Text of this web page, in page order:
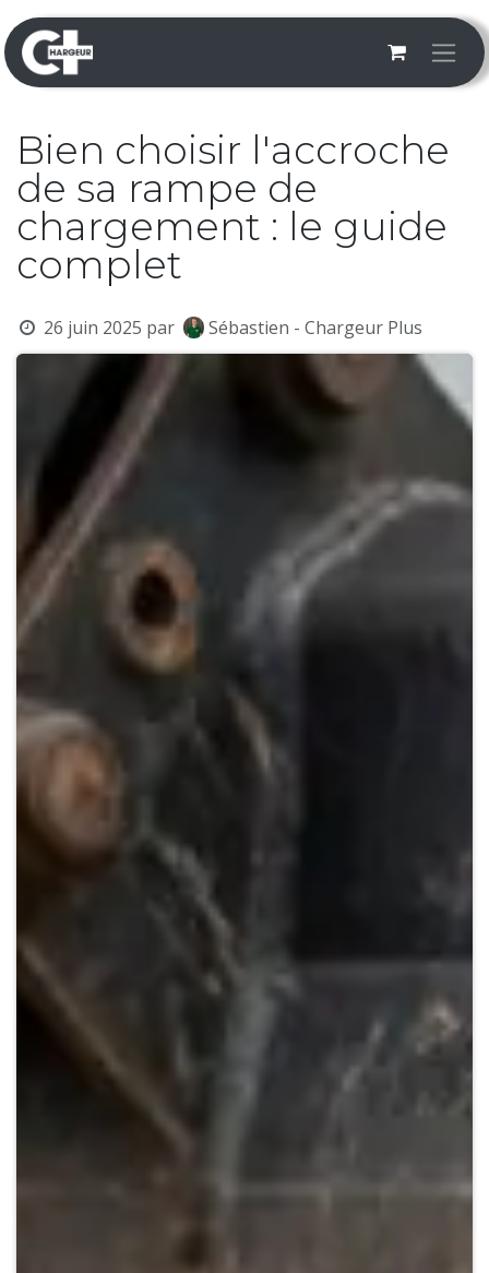
Se rendre au contenu
Bien choisir l'accroche
de sa rampe de
chargement : le guide
complet
26 juin 2025 par Sébastien - Chargeur Plus